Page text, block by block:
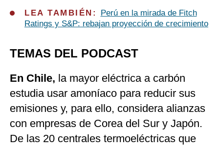
LEA TAMBIÉN:
Perú en la mirada de Fitch
Ratings y S&P: rebajan proyección de crecimiento
TEMAS DEL PODCAST
En Chile, la mayor eléctrica a carbón
estudia usar amoníaco para reducir sus
emisiones y, para ello, considera alianzas
con empresas de Corea del Sur y Japón.
De las 20 centrales termoeléctricas que